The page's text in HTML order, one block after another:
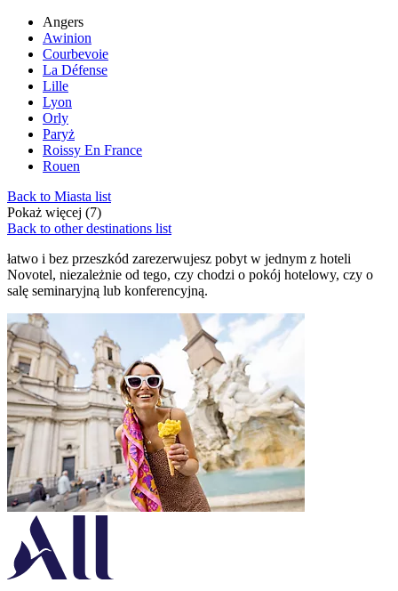
Angers
Awinion
Courbevoie
La Défense
Lille
Lyon
Orly
Paryż
Roissy En France
Rouen
Back to Miasta list
Pokaż więcej (7)
Back to other destinations list
łatwo i bez przeszkód zarezerwujesz pobyt w jednym z hoteli
Novotel, niezależnie od tego, czy chodzi o pokój hotelowy, czy o
salę seminaryjną lub konferencyjną.